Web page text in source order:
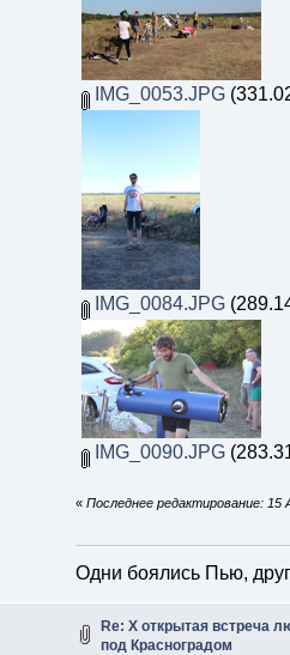
IMG_0053.JPG
IMG_0084.JPG
IMG_0090.JPG
« Последнее редактирование: 15
Одни боялись Пью,
Re: X открытая встреча
под Красноградом